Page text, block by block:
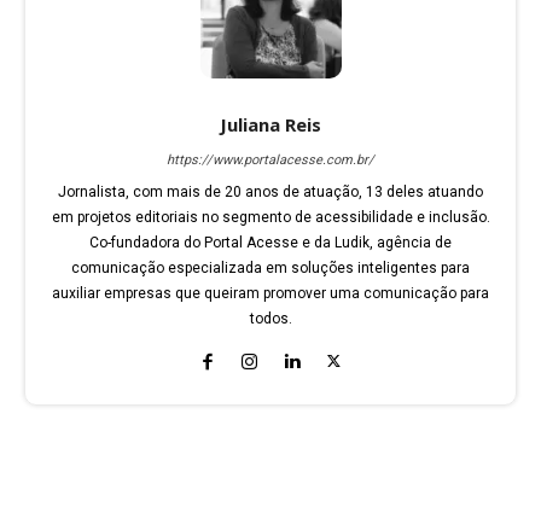
Juliana Reis
https://www.portalacesse.com.br/
Jornalista, com mais de 20 anos de atuação, 13 deles atuando
em projetos editoriais no segmento de acessibilidade e inclusão.
Co-fundadora do Portal Acesse e da Ludik, agência de
comunicação especializada em soluções inteligentes para
auxiliar empresas que queiram promover uma comunicação para
todos.